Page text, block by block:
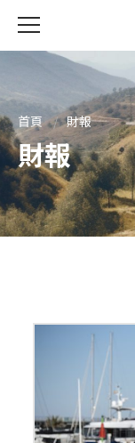
首頁 財報
財報